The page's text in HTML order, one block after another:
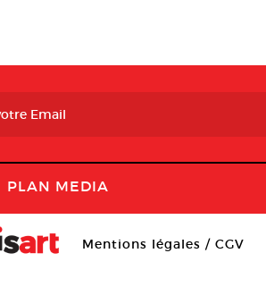
PLAN MEDIA
Mentions légales / CGV